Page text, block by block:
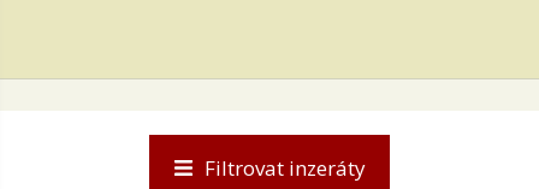
Filtrovat inzeráty